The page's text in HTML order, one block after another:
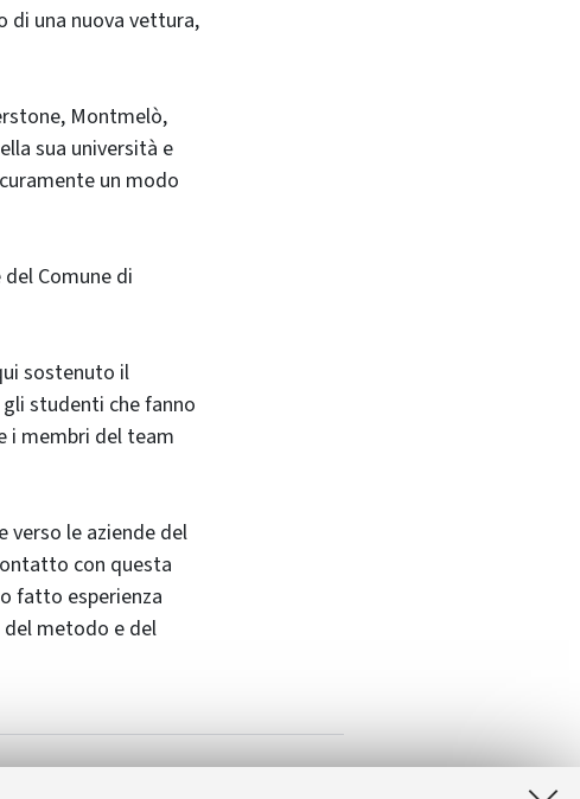
di una nuova vettura,
Montmelò,
sua università e
un modo
Comune di
sostenuto il
studenti che fanno
i membri del team
verso le aziende del
con questa
fatto esperienza
metodo e del